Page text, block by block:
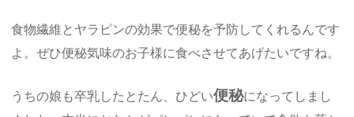
食物繊維とヤラピンの効果で便秘を予防してくれるんです
よ。ぜひ便秘気味のお子様に食べさせてあげたいですね。
うちの娘も卒乳したとたん、ひどい便秘になってしまし